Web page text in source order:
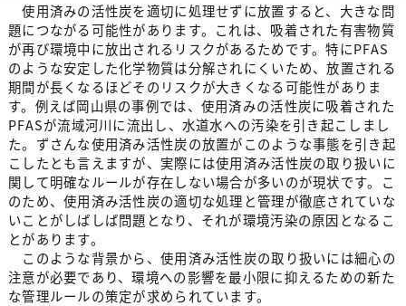
使用済みの活性炭を適切に処理せずに放置すると、大きな問
題につながる可能性があります。これは、吸着された有害物質
が再び環境中に放出されるリスクがあるためです。特にPFAS
のような安定した化学物質は分解されにくいため、放置される
期間が長くなるほどそのリスクが大きくなる可能性がありま
す。例えば岡山県の事例では、使用済みの活性炭に吸着された
PFASが流域河川に流出し、水道水への汚染を引き起こしまし
た。ずさんな使用済み活性炭の放置がこのような事態を引き起
こしたとも言えますが、実際には使用済み活性炭の取り扱いに
関して明確なルールが存在しない場合が多いのが現状です。こ
のため、使用済み活性炭の適切な処理と管理が徹底されていな
いことがしばしば問題となり、それが環境汚染の原因となるこ
とがあります。
このような背景から、使用済み活性炭の取り扱いには細心の
注意が必要であり、環境への影響を最小限に抑えるための新た
な管理ルールの策定が求められています。